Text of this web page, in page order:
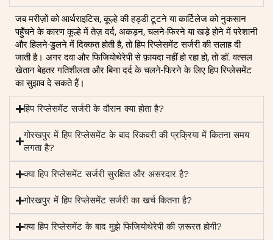
जब मरीज़ों को आर्थराइटिस, कूल्हे की हड्डी टूटने या कार्टिलेज को नुकसान
पहुँचने के कारण कूल्हे में तेज़ दर्द, अकड़न, चलने-फिरने या खड़े होने में परेशानी
और हिलने-डुलने में दिक्कत होती है, तो हिप रिप्लेसमेंट सर्जरी की सलाह दी
जाती है। अगर दवा और फिजियोथेरेपी से फ़ायदा नहीं हो रहा हो, तो डॉ. वत्सल
खेतान बेहतर गतिशीलता और बिना दर्द के चलने-फिरने के लिए हिप रिप्लेसमेंट
का सुझाव दे सकते हैं।
हिप रिप्लेसमेंट सर्जरी के दौरान क्या होता है?
गोरखपुर में हिप रिप्लेसमेंट के बाद रिकवरी की प्रक्रिया में कितना समय
लगता है?
क्या हिप रिप्लेसमेंट सर्जरी सुरक्षित और असरदार है?
गोरखपुर में हिप रिप्लेसमेंट सर्जरी का खर्च कितना है?
क्या हिप रिप्लेसमेंट के बाद मुझे फिजियोथेरेपी की ज़रूरत होगी?